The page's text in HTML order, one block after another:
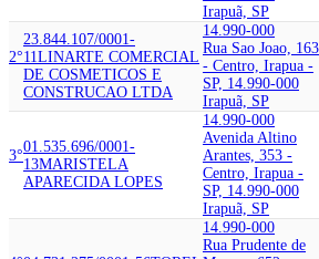
Irapuã, SP
2°
23.844.107/0001-
11LINARTE COMERCIAL
DE COSMETICOS E
CONSTRUCAO LTDA
14.990-000
Rua Sao Joao, 163
- Centro, Irapua -
SP, 14.990-000
Irapuã, SP
3°
01.535.696/0001-
13MARISTELA
APARECIDA LOPES
14.990-000
Avenida Altino
Arantes, 353 -
Centro, Irapua -
SP, 14.990-000
Irapuã, SP
14.990-000
Rua Prudente de